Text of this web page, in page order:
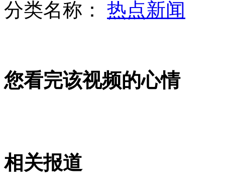
42条藏獒当街叫卖 每只开价1万元
军报证实解放军某新型战略导弹成功发射
山西运城恶犬咬伤多人 警民合力深夜将其击毙
分类名称： 热点新闻
您看完该视频的心情
相关报道